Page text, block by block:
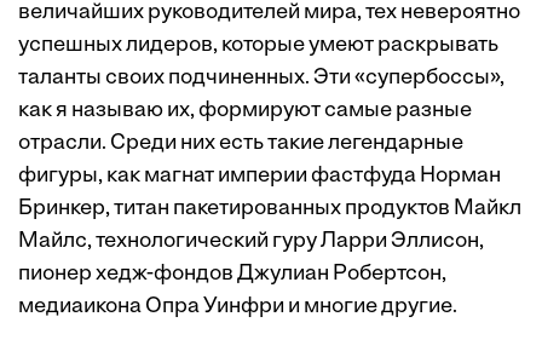
величайших руководителей мира, тех невероятно
успешных лидеров, которые умеют раскрывать
таланты своих подчиненных. Эти «супербоссы»,
как я называю их, формируют самые разные
отрасли. Среди них есть такие легендарные
фигуры, как магнат империи фастфуда Норман
Бринкер, титан пакетированных продуктов Майкл
Майлс, технологический гуру Ларри Эллисон,
пионер хедж-фондов Джулиан Робертсон,
медиаикона Опра Уинфри и многие другие.